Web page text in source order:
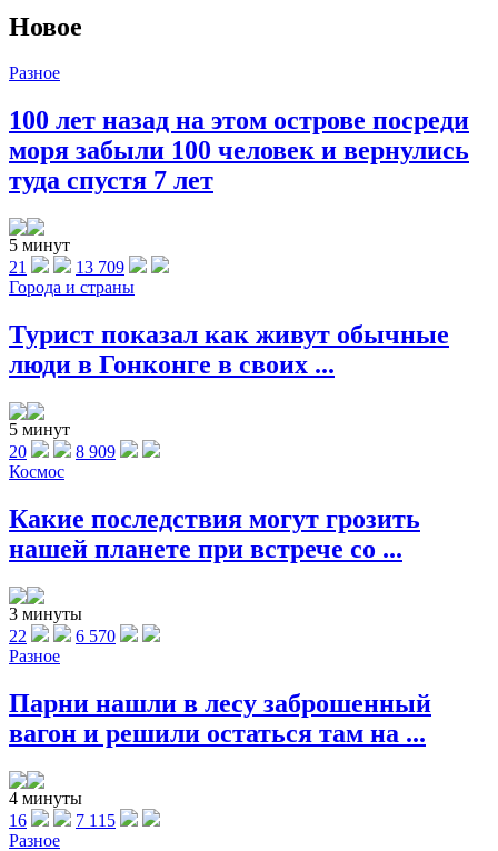
Новое
Разное
100 лет назад на этом острове посреди
моря забыли 100 человек и вернулись
туда спустя 7 лет
5 минут
21
13 709
Города и страны
Турист показал как живут обычные
люди в Гонконге в своих ...
5 минут
20
8 909
Космос
Какие последствия могут грозить
нашей планете при встрече со ...
3 минуты
22
6 570
Разное
Парни нашли в лесу заброшенный
вагон и решили остаться там на ...
4 минуты
16
7 115
Разное